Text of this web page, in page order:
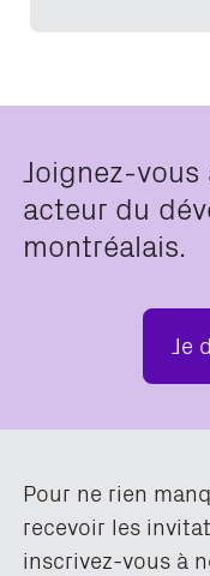
Joignez-vous
acteur du
montréalais.
Je
Pour ne rien
recevoir les
inscrivez-vous à